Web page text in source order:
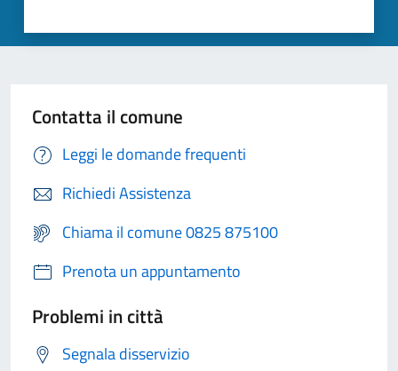
Contatta il comune
Leggi le domande frequenti
Richiedi Assistenza
Chiama il comune 0825 875100
Prenota un appuntamento
Problemi in città
Segnala disservizio